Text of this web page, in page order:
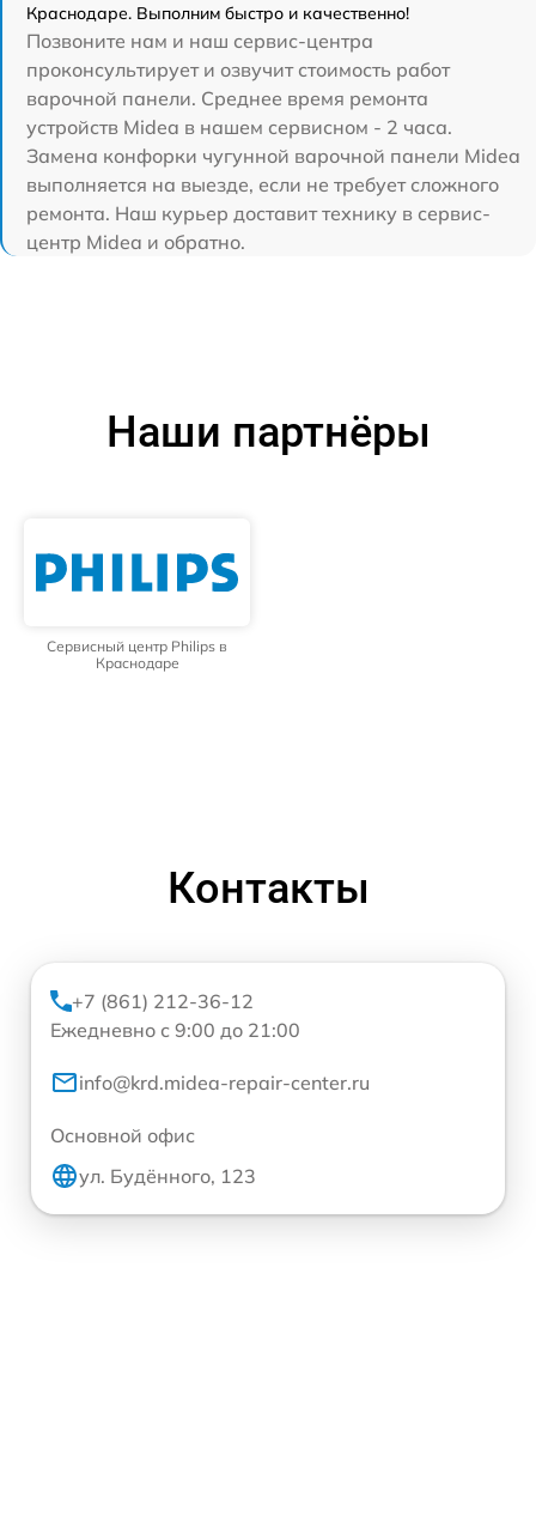
Краснодаре. Выполним быстро и качественно!
Позвоните нам и наш сервис-центра
проконсультирует и озвучит стоимость работ
варочной панели. Среднее время ремонта
устройств Midea в нашем сервисном - 2 часа.
Замена конфорки чугунной варочной панели Midea
выполняется на выезде, если не требует сложного
ремонта. Наш курьер доставит технику в сервис-
центр Midea и обратно.
Наши партнёры
Сервисный центр Philips в
Краснодаре
Контакты
+7 (861) 212-36-12
Ежедневно с 9:00 до 21:00
info@krd.midea-repair-center.ru
Основной офис
ул. Будённого, 123